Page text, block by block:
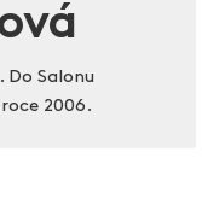
Salonu
2006.